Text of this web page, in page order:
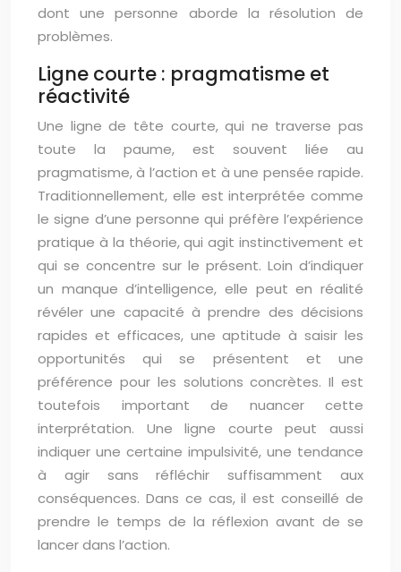
dont une personne aborde la résolution de
problèmes.
Ligne courte : pragmatisme et
réactivité
Une ligne de tête courte, qui ne traverse pas
toute la paume, est souvent liée au
pragmatisme, à l’action et à une pensée rapide.
Traditionnellement, elle est interprétée comme
le signe d’une personne qui préfère l’expérience
pratique à la théorie, qui agit instinctivement et
qui se concentre sur le présent. Loin d’indiquer
un manque d’intelligence, elle peut en réalité
révéler une capacité à prendre des décisions
rapides et efficaces, une aptitude à saisir les
opportunités qui se présentent et une
préférence pour les solutions concrètes. Il est
toutefois important de nuancer cette
interprétation. Une ligne courte peut aussi
indiquer une certaine impulsivité, une tendance
à agir sans réfléchir suffisamment aux
conséquences. Dans ce cas, il est conseillé de
prendre le temps de la réflexion avant de se
lancer dans l’action.